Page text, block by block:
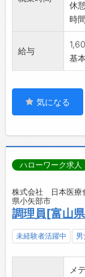
・
・
休
時
給与
基
気になる
ハローワーク求人
株式会社 日本医療
県小矢部市
調理員[富山
未経験者活躍中 男
メ